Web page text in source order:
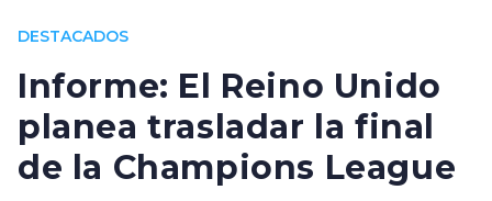
DESTACADOS
Informe: El Reino Unido
planea trasladar la final
de la Champions League